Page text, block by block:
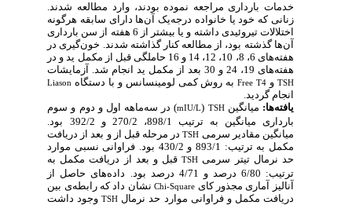
خدمات بارداری مراجعه نموده بودند، وارد مطالعه شدند.
زنانی که خود یا خانواده درجه‌یک آن‌ها دارای سابقه هرگونه
اختلالات تیروئیدی داشته و یا بیشتر از 6 هفته از سن بارداری
آن‌ها گذشته بود، از مطالعه کنار گذاشته شدند. خون‌گیری در
هفته‌های 6، 8، 10، 12، 14 و 16 حاملگی قبل از مکمل ید و در
هفته‌های 19، 24 و 30 بعد از مکمل ید انجام شد. آزمایشات
TSHو Free T4به روش کمی لومینسانس و با دستگاهLiason
انجام گردید.
یافته‌ها:میانگینTSH
(
mIU/L
)در سه‌ماهه اول و دوم و سوم
بارداری میانگین به ترتیب 898/1، 270/2 و 392/2
بود.
میانگین مقادیر سرمیTSHدر مرحله قبل از و بعد از دریافت
مکمل به ترتیب:893/1
و 430/2 بود. فراوانی نسبی موارد
حد نرمال تیتر سرمیTSHقبل و بعد از دریافت مکمل به
ترتیب: 6/80 درصد و 4/71 درصد بود.
داده‌های حاصل از
آنالیز آماری مجذور کایChi-Squareنشان داد که رابطه‌ی بین
دریافت مکمل وفراوانی موارد حد نرمالTSHوجود داشت